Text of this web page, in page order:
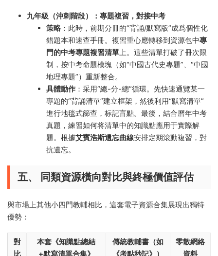
九年級（沖刺階段）：專題複習，對接中考
策略 ：此時，前期分冊的“背誦/默寫版”成爲個性化
錯題本和速查手冊。複習重心應轉移到資源包中專
門的中考專題複習清單上。這些清單打破了冊次限
制，按中考命題模塊（如“中國古代史專題”、“中國
地理專題”）重新整合。
具體動作 ：采用“總-分-總”循環。先快速通覽某一
專題的“背誦清單”建立框架，然後利用“默寫清單”
進行地毯式篩查，标記盲點。最後，結合曆年中考
真題，練習如何将清單中的知識點應用于實際解
題。根據艾賓浩斯遺忘曲線安排定期滾動複習，對
抗遺忘。
五、 同類資源橫向對比與終極價值評估
與市場上其他小四門教輔相比，這套電子資源合集展現出獨特
優勢：
對
比
本套《知識點總結
+默寫清單合集》
傳統教輔書（如
《考點秒記》）
零散網絡
資料